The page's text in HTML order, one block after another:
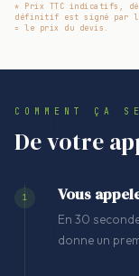
* Prix TTC indicatifs,
définitif est signé par
= le prix du devis.
COMMENT ÇA
De votre
1 Vous
En 30
donne un